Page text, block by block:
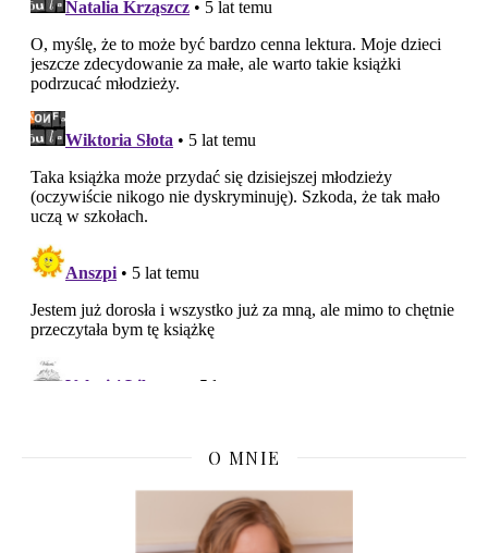
O MNIE